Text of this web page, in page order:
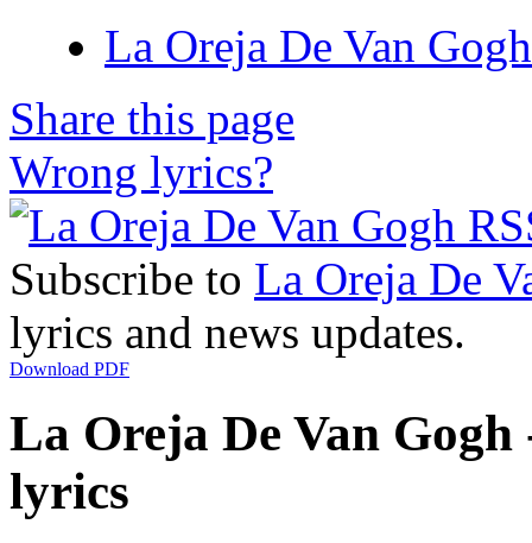
La Oreja De Van
Share this page
Wrong lyrics?
Subscribe to La Oreja De
lyrics and news updates.
Download PDF
La Oreja De Van
lyrics